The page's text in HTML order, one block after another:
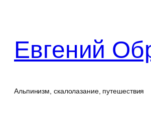
Евгений
Альпинизм, скалолазание, путешествия